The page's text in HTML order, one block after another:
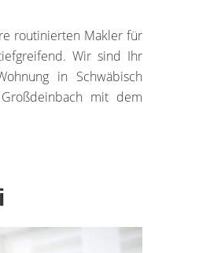
routinierten Makler für
Wir sind Ihr
in Schwäbisch
mit dem